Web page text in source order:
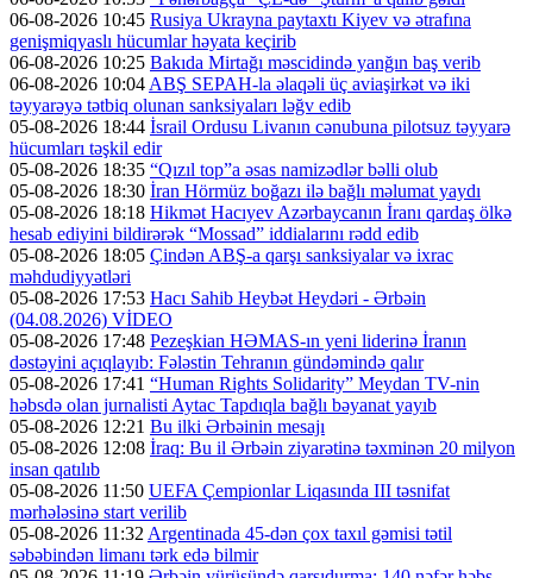
06-08-2026 10:45 Rusiya Ukrayna paytaxtı Kiyev və ətrafına
genişmiqyaslı hücumlar həyata keçirib
06-08-2026 10:25 Bakıda Mirtağı məscidində yanğın baş verib
06-08-2026 10:04 ABŞ SEPAH-la əlaqəli üç aviaşirkət və iki
təyyarəyə tətbiq olunan sanksiyaları ləğv edib
05-08-2026 18:44 İsrail Ordusu Livanın cənubuna pilotsuz təyyarə
hücumları təşkil edir
05-08-2026 18:35 “Qızıl top”a əsas namizədlər bəlli olub
05-08-2026 18:30 İran Hörmüz boğazı ilə bağlı məlumat yaydı
05-08-2026 18:18 Hikmət Hacıyev Azərbaycanın İranı qardaş ölkə
hesab ediyini bildirərək “Mossad” iddialarını rədd edib
05-08-2026 18:05 Çindən ABŞ-a qarşı sanksiyalar və ixrac
məhdudiyyətləri
05-08-2026 17:53 Hacı Sahib Heybət Heydəri - Ərbəin
(04.08.2026) VİDEO
05-08-2026 17:48 Pezeşkian HƏMAS-ın yeni liderinə İranın
dəstəyini açıqlayıb: Fələstin Tehranın gündəmində qalır
05-08-2026 17:41 “Human Rights Solidarity” Meydan TV-nin
həbsdə olan jurnalisti Aytac Tapdıqla bağlı bəyanat yayıb
05-08-2026 12:21 Bu ilki Ərbəinin mesajı
05-08-2026 12:08 İraq: Bu il Ərbəin ziyarətinə təxminən 20 milyon
insan qatılıb
05-08-2026 11:50 UEFA Çempionlar Liqasında III təsnifat
mərhələsinə start verilib
05-08-2026 11:32 Argentinada 45-dən çox taxıl gəmisi tətil
səbəbindən limanı tərk edə bilmir